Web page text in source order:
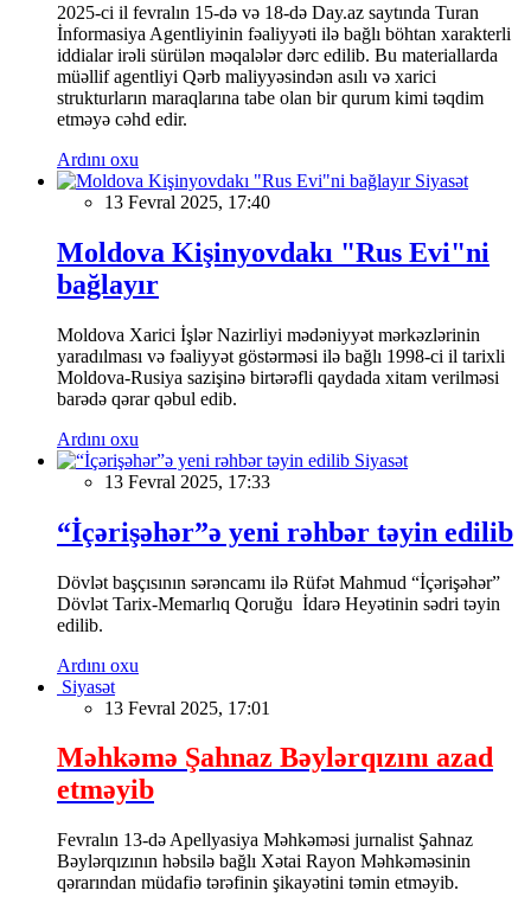
2025-ci il fevralın 15-də və 18-də Day.az saytında Turan
İnformasiya Agentliyinin fəaliyyəti ilə bağlı böhtan xarakterli
iddialar irəli sürülən məqalələr dərc edilib. Bu materiallarda
müəllif agentliyi Qərb maliyyəsindən asılı və xarici
strukturların maraqlarına tabe olan bir qurum kimi təqdim
etməyə cəhd edir.
Ardını oxu
Siyasət
13 Fevral 2025, 17:40
Moldova Kişinyovdakı "Rus Evi"ni
bağlayır
Moldova Xarici İşlər Nazirliyi mədəniyyət mərkəzlərinin
yaradılması və fəaliyyət göstərməsi ilə bağlı 1998-ci il tarixli
Moldova-Rusiya sazişinə birtərəfli qaydada xitam verilməsi
barədə qərar qəbul edib.
Ardını oxu
Siyasət
13 Fevral 2025, 17:33
“İçərişəhər”ə yeni rəhbər təyin edilib
Dövlət başçısının sərəncamı ilə Rüfət Mahmud “İçərişəhər”
Dövlət Tarix-Memarlıq Qoruğu İdarə Heyətinin sədri təyin
edilib.
Ardını oxu
Siyasət
13 Fevral 2025, 17:01
Məhkəmə Şahnaz Bəylərqızını azad
etməyib
Fevralın 13-də Apellyasiya Məhkəməsi jurnalist Şahnaz
Bəylərqızının həbsilə bağlı Xətai Rayon Məhkəməsinin
qərarından müdafiə tərəfinin şikayətini təmin etməyib.